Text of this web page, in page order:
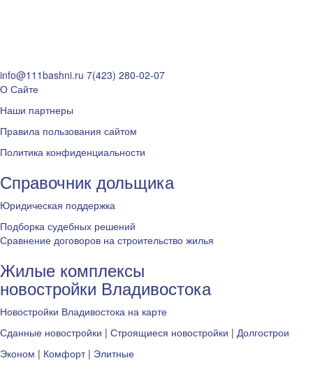
info@111bashni.ru 7(423) 280-02-07
О Сайте
Наши партнеры
Правила пользования сайтом
Политика конфиденциальности
Справочник дольщика
Юридическая поддержка
Подборка судебных решений
Сравнение договоров на строительство жилья
Жилые комплексы
новостройки Владивостока
Новостройки Владивостока на карте
Сданные новостройки | Строящиеся новостройки | Долгострои
Эконом | Комфорт| Элитные